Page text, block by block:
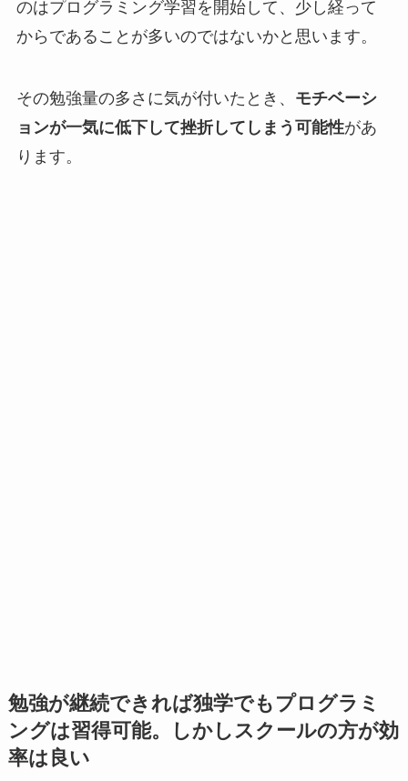
のはプログラミング学習を開始して、少し経って
からであることが多いのではないかと思います。
その勉強量の多さに気が付いたとき、 モチベーシ
ョンが一気に低下して挫折してしまう可能性があ
ります。
勉強が継続できれば独学でもプログラミ
ングは習得可能。しかしスクールの方が効
率は良い